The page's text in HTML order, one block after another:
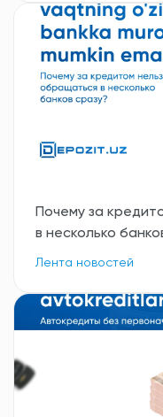
Почему за
в несколько
Лента новостей